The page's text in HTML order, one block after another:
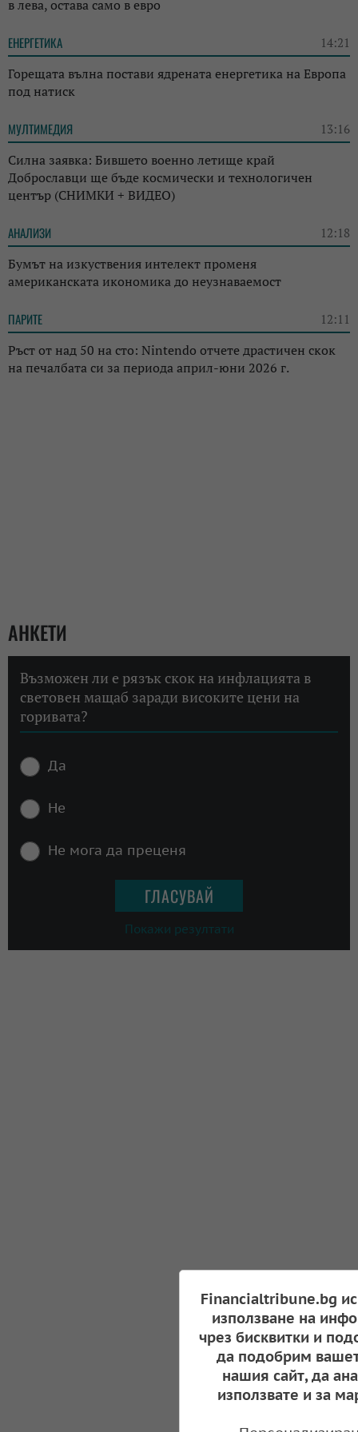
в лева, остава само в евро
ЕНЕРГЕТИКА 14:21
Горещата вълна постави ядрената енергетика на Европа
под натиск
МУЛТИМЕДИЯ 13:16
Силна заявка: Бившето военно летище край
Доброславци ще бъде космически и технологичен
център (СНИМКИ + ВИДЕО)
АНАЛИЗИ 12:18
Бумът на изкуствения интелект променя
американската икономика до неузнаваемост
ПАРИТЕ 12:11
Ръст от над 50 на сто: Nintendo отчете драстичен скок
на печалбата си за периода април-юни 2026 г.
АНКЕТИ
Възможен ли е рязък скок на инфлацията в
световен мащаб заради високите цени на
горивата?
Да
Не
Не мога да преценя
Покажи резултати
Financialtribune.bg
използване на
чрез бисквитки и
да подобрим
нашия сайт, да
използвате и за